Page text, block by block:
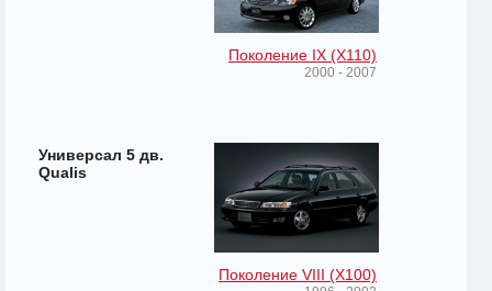
Поколение IX (X110)
2000 - 2007
Универсал 5 дв.
Qualis
Поколение VIII (X100)